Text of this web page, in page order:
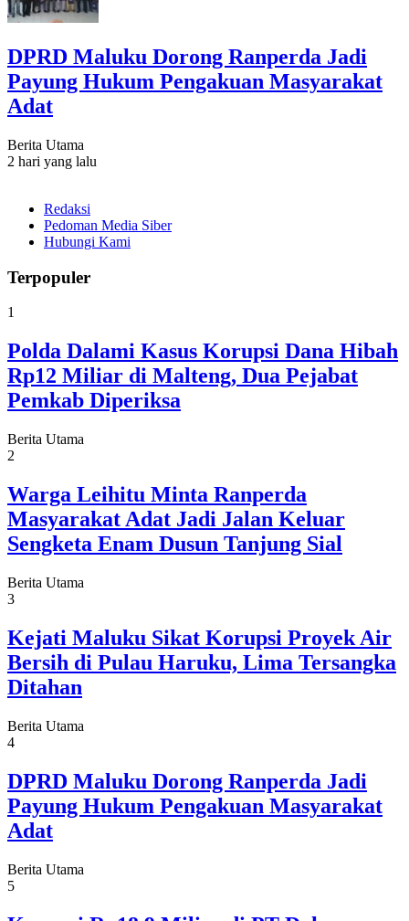
DPRD Maluku Dorong Ranperda Jadi
Payung Hukum Pengakuan Masyarakat
Adat
Berita Utama
2 hari yang lalu
Redaksi
Pedoman Media Siber
Hubungi Kami
Terpopuler
1
Polda Dalami Kasus Korupsi Dana Hibah
Rp12 Miliar di Malteng, Dua Pejabat
Pemkab Diperiksa
Berita Utama
2
Warga Leihitu Minta Ranperda
Masyarakat Adat Jadi Jalan Keluar
Sengketa Enam Dusun Tanjung Sial
Berita Utama
3
Kejati Maluku Sikat Korupsi Proyek Air
Bersih di Pulau Haruku, Lima Tersangka
Ditahan
Berita Utama
4
DPRD Maluku Dorong Ranperda Jadi
Payung Hukum Pengakuan Masyarakat
Adat
Berita Utama
5